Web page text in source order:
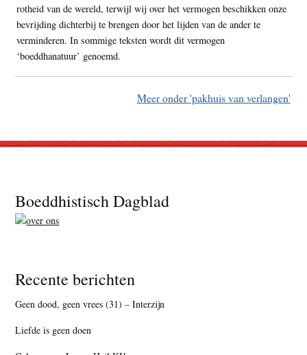
rotheid van de wereld, terwijl wij over het vermogen beschikken onze
bevrijding dichterbij te brengen door het lijden van de ander te
verminderen. In sommige teksten wordt dit vermogen
‘boeddhanatuur’ genoemd.
Meer onder 'pakhuis van verlangen'
Footer
Boeddhistisch Dagblad
Recente berichten
Geen dood, geen vrees (31) – Interzijn
Liefde is geen doen